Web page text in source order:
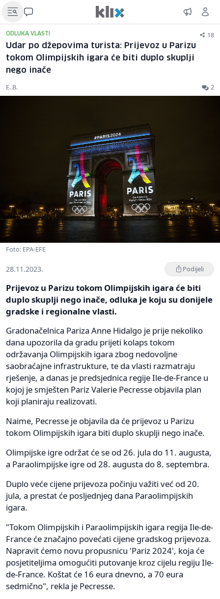
ODLUKA VLASTI 18
Udar po džepovima turista: Prijevoz u Parizu
tokom Olimpijskih igara će biti duplo skuplji
nego inače
E. B. 2
Foto: EPA-EFE
28.11.2023. Podijeli
Prijevoz u Parizu tokom Olimpijskih igara će biti
duplo skuplji nego inače, odluka je koju su donijele
gradske i regionalne vlasti.
Gradonačelnica Pariza Anne Hidalgo je prije nekoliko
dana upozorila da gradu prijeti kolaps tokom
održavanja Olimpijskih igara zbog nedovoljne
saobraćajne infrastrukture, te da vlasti razmatraju
rješenje, a danas je predsjednica regije Ile-de-France u
kojoj je smješten Pariz Valerie Pecresse objavila plan
koji planiraju realizovati.
Naime, Pecresse je objavila da će prijevoz u Parizu
tokom Olimpijskih igara biti duplo skuplji nego inače.
Olimpijske igre održat će se od 26. jula do 11. augusta,
a Paraolimpijske igre od 28. augusta do 8. septembra.
Duplo veće cijene prijevoza počinju važiti već od 20.
jula, a prestat će posljednjeg dana Paraolimpijskih
igara.
"Tokom Olimpijskih i Paraolimpijskih igara regija Ile-de-
France će značajno povećati cijene gradskog prijevoza.
Napravit ćemo novu propusnicu 'Pariz 2024', koja će
posjetiteljima omogućiti putovanje kroz cijelu regiju Ile-
de-France. Koštat će 16 eura dnevno, a 70 eura
sedmično", rekla je Pecresse.